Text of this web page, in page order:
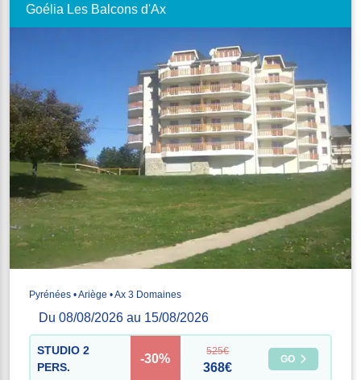
Goélia Les Balcons d'Ax
Pyrénées • Ariège • Ax 3 Domaines
Du 08/08/2026 au 15/08/2026
STUDIO 2
PERS.
-30%
525€
368€
GO